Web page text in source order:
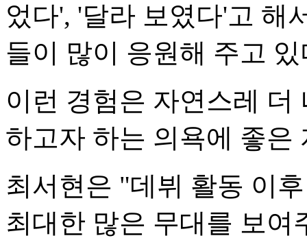
었다', '달라 보였다'고 해
들이 많이 응원해 주고
이런 경험은 자연스레 더
하고자 하는 의욕에 좋은
최서현은 "데뷔 활동 이
최대한 많은 무대를 보